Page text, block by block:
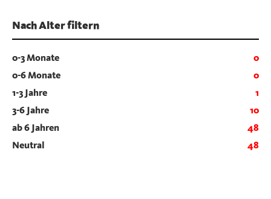
Nach Alter filtern
0-3 Monate
0
0-6 Monate
0
1-3 Jahre
1
3-6 Jahre
10
ab 6 Jahren
48
Neutral
48